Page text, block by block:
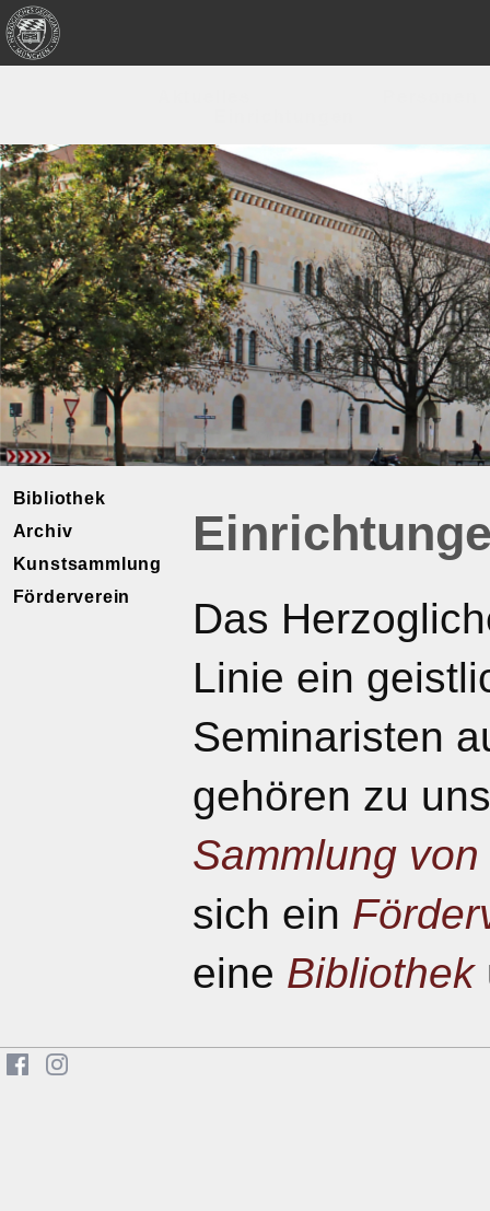
Bibliothek
Archiv
Kunstsammlung
Förderverein
Das
Linie ein
Seminaristen
gehören zu
Sammlung
sich ein
eine Bibliothek